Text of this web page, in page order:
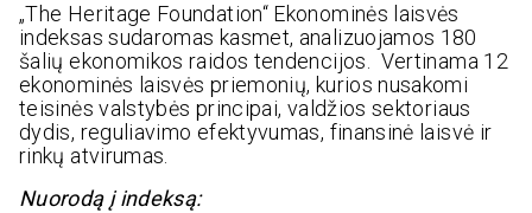
„The Heritage Foundation“ Ekonominės laisvės
indeksas sudaromas kasmet, analizuojamos 180
šalių ekonomikos raidos tendencijos. Vertinama 12
ekonominės laisvės priemonių, kurios nusakomi
teisinės valstybės principai, valdžios sektoriaus
dydis, reguliavimo efektyvumas, finansinė laisvė ir
rinkų atvirumas.
Nuorodą į indeksą: